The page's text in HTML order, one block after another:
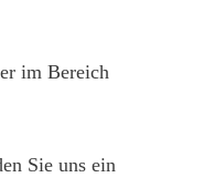
im Bereich
Sie uns ein